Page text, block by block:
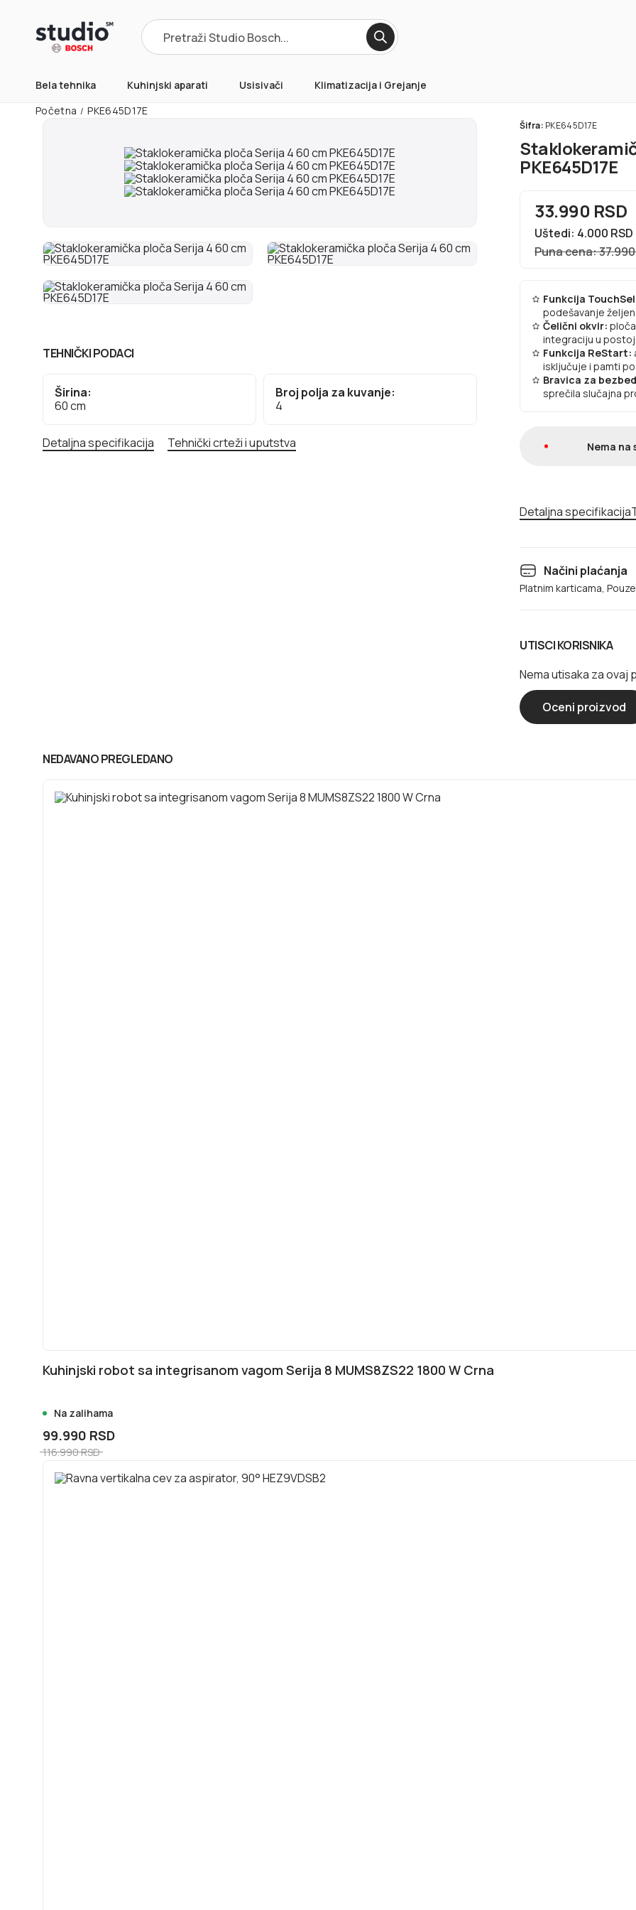
Products
search
Bela tehnika Kuhinjski aparati Usisivači
Klimatizacija i Grejanje
Početna / PKE645D17E
TEHNIČKI PODACI
Širina:
60 cm
Broj polja za kuvanje:
4
Detaljna specifikacija Tehnički crteži i uputstva
Šifra: PKE645D17E
PKE645D17E
33.990 RSD
Uštedi: 4.000 RSD
Puna cena: 37.990
Funkcija
podešavanje
Čelični okvir:
integraciju u
Funkcija ReStart:
isključuje i pamti
Bravica za
sprečila slučajna
Nema na
Detaljna specifikacija
Načini plaćanja
Platnim karticama,
UTISCI KORISNIKA
Nema utisaka za ovaj
Oceni proizvod
NEDAVANO PREGLEDANO
Kuhinjski robot sa integrisanom vagom Serija 8 MUMS8ZS22 1800 W Crna
Na zalihama
99.990 RSD
116.990 RSD